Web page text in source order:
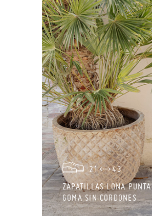
21
43
ZAPATILLAS LONA PUNTA
GOMA SIN CORDONES